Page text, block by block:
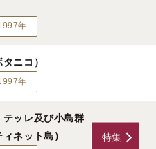
年
ニコ）
年
ッレ及び小島群
ネット島）
特集